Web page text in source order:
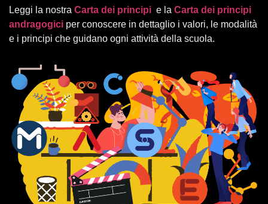
Leggi la nostra Carta dei principi e la Carta dei principi
andragogici per conoscere in dettaglio i valori, le modalità
e i principi che guidano ogni attività della scuola.